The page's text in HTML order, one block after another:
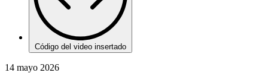
Código del video insertado
14 mayo 2026